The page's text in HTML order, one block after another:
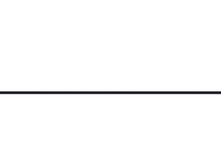
Por Ibaneis, Critica Senador Izalci